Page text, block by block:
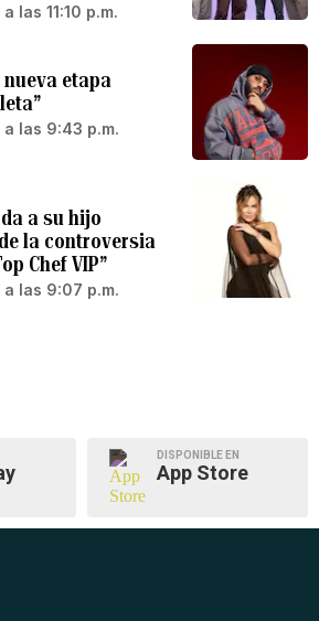
las 11:10 p.m.
nueva etapa
las 9:43 p.m.
a su hijo
la controversia
Chef VIP”
las 9:07 p.m.
DISPONIBLE EN
App Store